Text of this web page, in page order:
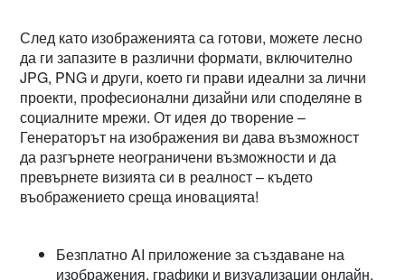
След като изображенията са готови, можете лесно
да ги запазите в различни формати, включително
JPG, PNG и други, което ги прави идеални за лични
проекти, професионални дизайни или споделяне в
социалните мрежи. От идея до творение –
Генераторът на изображения ви дава възможност
да разгърнете неограничени възможности и да
превърнете визията си в реалност – където
въображението среща иновацията!
Безплатно AI приложение за създаване на
изображения, графики и визуализации онлайн.